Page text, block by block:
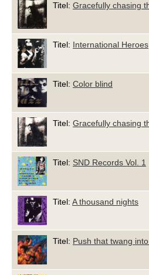
Titel: Gracefully chasing
Titel: International Heroes
Titel: Color blind
Titel: Gracefully chasing
Titel: SND Records Vol. 1
Titel: A thousand nights
Titel: Push that twang